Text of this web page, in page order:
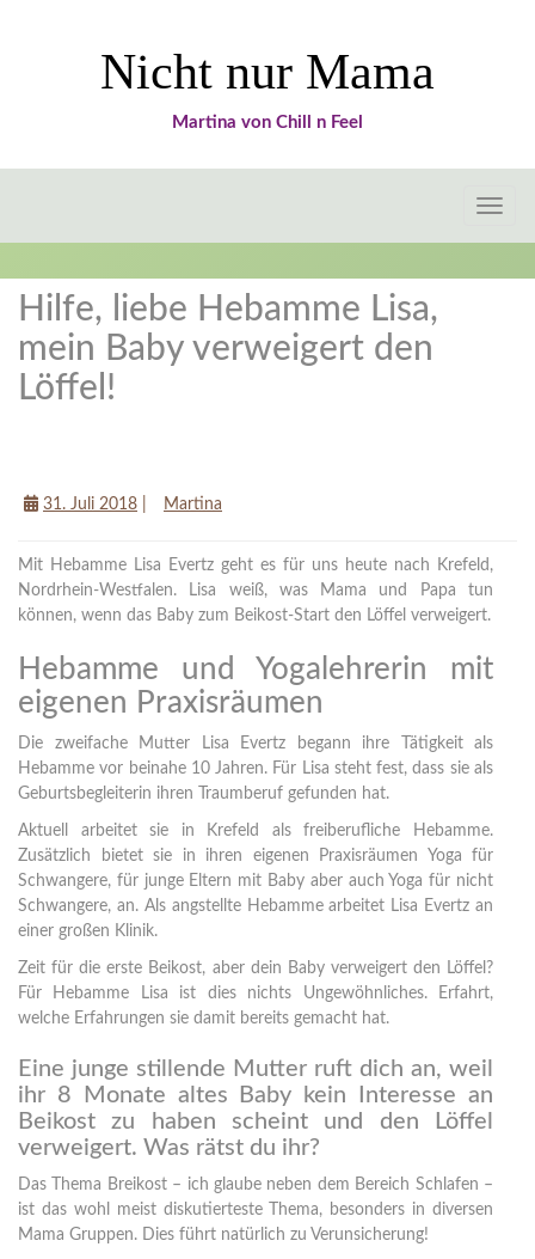
Nicht nur Mama
Martina von Chill n Feel
Toggle
Hilfe, liebe Hebamme Lisa,
mein Baby verweigert den
Löffel!
31. Juli 2018 Martina
Mit Hebamme Lisa Evertz geht es für uns heute nach Krefeld,
Nordrhein-Westfalen. Lisa weiß, was Mama und Papa tun
können, wenn das Baby zum Beikost-Start den Löffel verweigert.
Hebamme und Yogalehrerin mit
eigenen Praxisräumen
Die zweifache Mutter Lisa Evertz begann ihre Tätigkeit als
Hebamme vor beinahe 10 Jahren. Für Lisa steht fest, dass sie als
Geburtsbegleiterin ihren Traumberuf gefunden hat.
Aktuell arbeitet sie in Krefeld als freiberufliche Hebamme.
Zusätzlich bietet sie in ihren eigenen Praxisräumen Yoga für
Schwangere, für junge Eltern mit Baby aber auch Yoga für nicht
Schwangere, an. Als angstellte Hebamme arbeitet Lisa Evertz an
einer großen Klinik.
Zeit für die erste Beikost, aber dein Baby verweigert den Löffel?
Für Hebamme Lisa ist dies nichts Ungewöhnliches. Erfahrt,
welche Erfahrungen sie damit bereits gemacht hat.
Eine junge stillende Mutter ruft dich an, weil
ihr 8 Monate altes Baby kein Interesse an
Beikost zu haben scheint und den Löffel
verweigert. Was rätst du ihr?
Das Thema Breikost – ich glaube neben dem Bereich Schlafen –
ist das wohl meist diskutierteste Thema, besonders in diversen
Mama Gruppen. Dies führt natürlich zu Verunsicherung!